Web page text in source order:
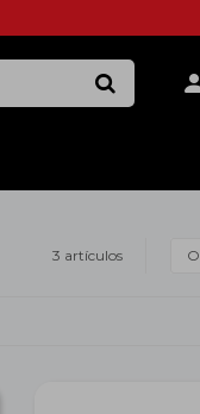
3 artículos